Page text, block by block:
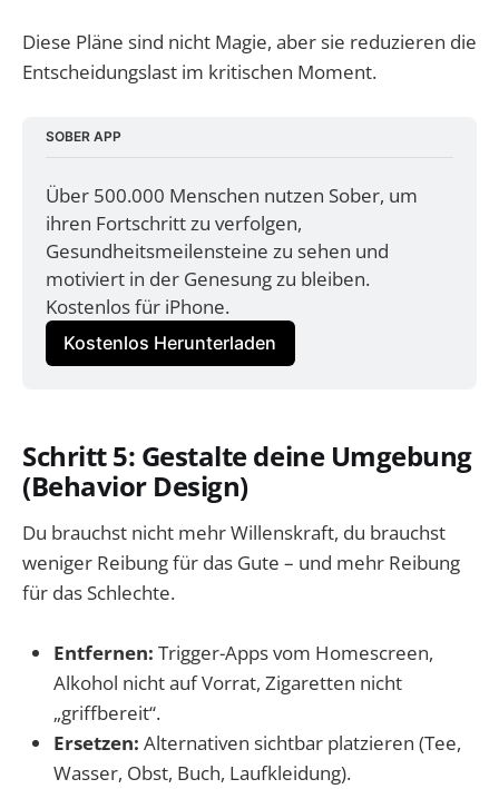
Diese Pläne sind nicht Magie, aber sie reduzieren die
Entscheidungslast im kritischen Moment.
SOBER APP
Über 500.000 Menschen nutzen Sober, um
ihren Fortschritt zu verfolgen,
Gesundheitsmeilensteine zu sehen und
motiviert in der Genesung zu bleiben.
Kostenlos für iPhone.
Kostenlos Herunterladen
Schritt 5: Gestalte deine Umgebung
(Behavior Design)
Du brauchst nicht mehr Willenskraft, du brauchst
weniger Reibung für das Gute – und mehr Reibung
für das Schlechte.
Entfernen: Trigger-Apps vom Homescreen,
Alkohol nicht auf Vorrat, Zigaretten nicht
„griffbereit“.
Ersetzen: Alternativen sichtbar platzieren (Tee,
Wasser, Obst, Buch, Laufkleidung).